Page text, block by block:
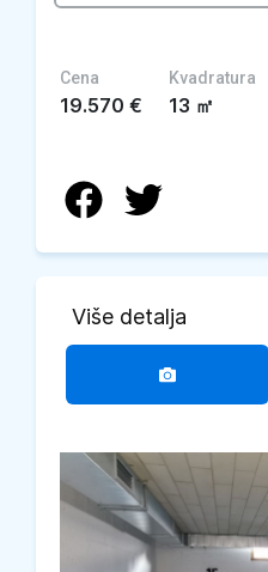
Cena
19.570 €
Kvadratura
13 ㎡
Više detalja